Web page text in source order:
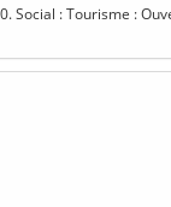
Social : Tourisme :